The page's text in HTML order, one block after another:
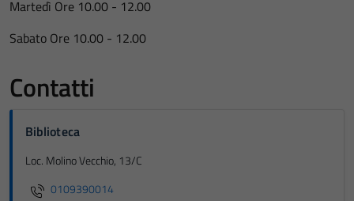
Martedì Ore 10.00 - 12.00
Sabato Ore 10.00 - 12.00
Contatti
Biblioteca
Loc. Molino Vecchio, 13/C
0109390014